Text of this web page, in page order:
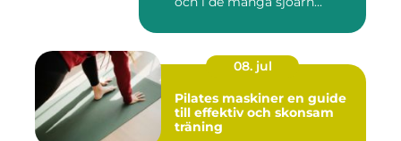
08. jul
Pilates maskiner en guide
till effektiv och skonsam
träning